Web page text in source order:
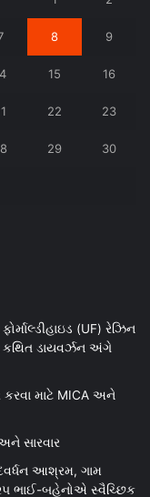
8 9
15 16
22 23
29 30
(UF) રેઝિન
કથિત ડાયવર્ઝન અંગે
કરવા માટે MICA અને
સારવાર
આશ્રમ, ગામ
૨૫ ભાઈ-બહેનોએ સ્વૈચ્છિક